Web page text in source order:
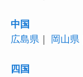
中国
広島県 ｜ 岡山県
四国